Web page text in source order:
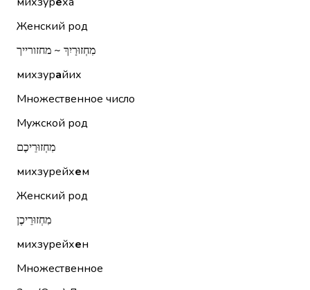
Женский род
מִחְזוּרַיִךְ ~ מחזורייך
михзурайих
Множественное число
Мужской род
מִחְזוּרֵיכֶם
михзурейхем
Женский род
מִחְזוּרֵיכֶן
михзурейхен
Множественное